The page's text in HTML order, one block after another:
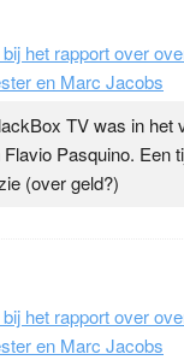
het rapport over
en Marc Jacobs
TV was in het
Pasquino. Een
(over geld?)
het rapport over
en Marc Jacobs